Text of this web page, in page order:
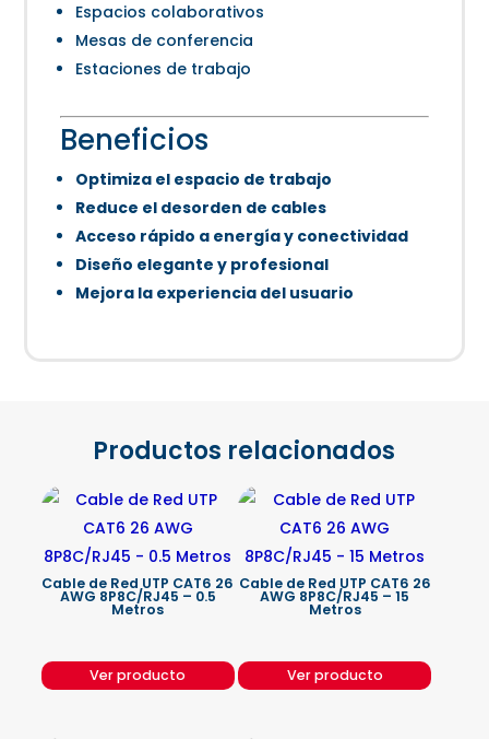
Espacios colaborativos
Mesas de conferencia
Estaciones de trabajo
Beneficios
Optimiza el espacio de trabajo
Reduce el desorden de cables
Acceso rápido a energía y conectividad
Diseño elegante y profesional
Mejora la experiencia del usuario
Productos relacionados
Cable de Red UTP CAT6 26
AWG 8P8C/RJ45 – 0.5
Metros
Ver producto
Cable de Red UTP CAT6 26
AWG 8P8C/RJ45 – 15
Metros
Ver producto